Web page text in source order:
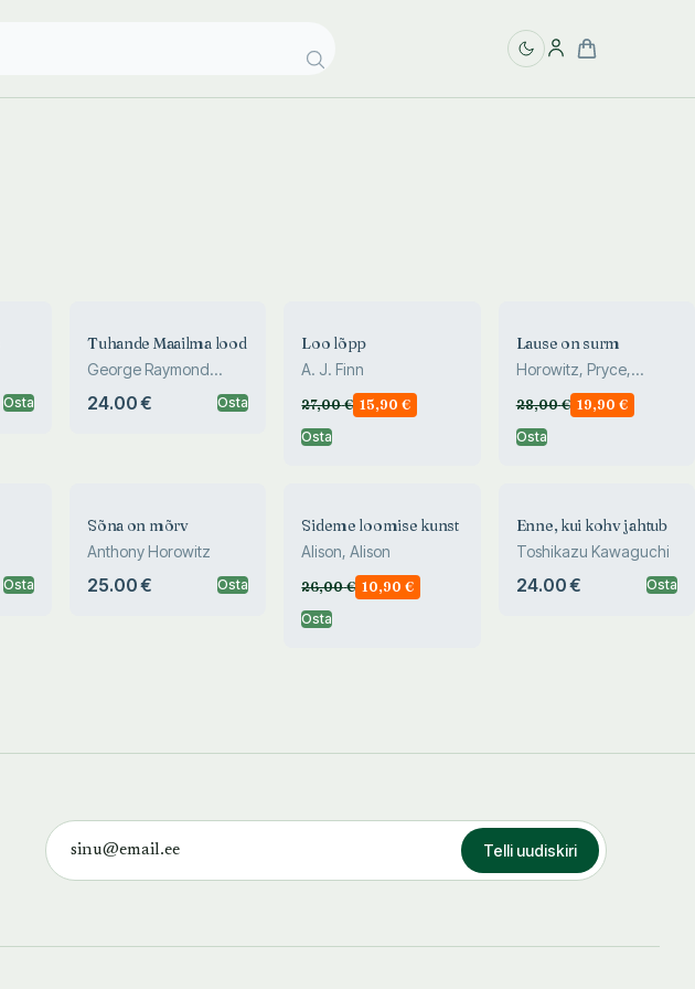
Osta
Tuhande Maailma lood
George Raymond
24.00 € Osta
Loo lõpp
A. J. Finn
27,00 € 15,90 €
Osta
Lause on surm
Horowitz, Pryce,
Hawthorne
28,00 € 19,90 €
Osta
Osta
Sõna on mõrv
Anthony Horowitz
25.00 € Osta
Sideme loomise kunst
Alison, Alison
26,00 € 10,90 €
Osta
Enne, kui kohv jahtub
Toshikazu Kawaguchi
24.00 € Osta
Telli uudiskiri